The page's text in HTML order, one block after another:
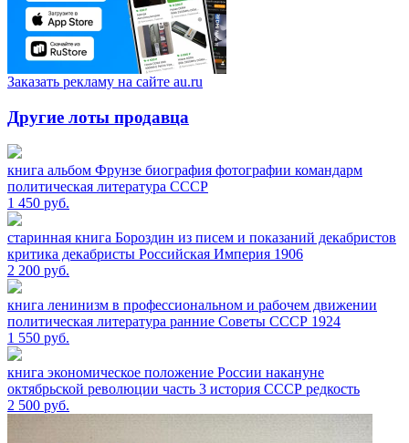
Заказать рекламу на сайте au.ru
Другие лоты продавца
книга альбом Фрунзе биография фотографии командарм
политическая литература СССР
1 450 руб.
старинная книга Бороздин из писем и показаний декабристов
критика декабристы Российская Империя 1906
2 200 руб.
книга ленинизм в профессиональном и рабочем движении
политическая литература ранние Советы СССР 1924
1 550 руб.
книга экономическое положение России накануне
октябрьской революции часть 3 история СССР редкость
2 500 руб.